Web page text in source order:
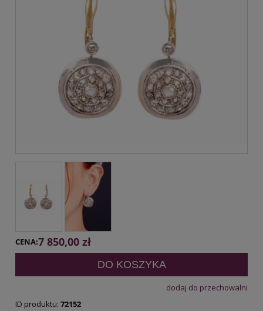
CENA:7 850,00 zł
DO KOSZYKA
dodaj do przechowalni
ID produktu: 72152